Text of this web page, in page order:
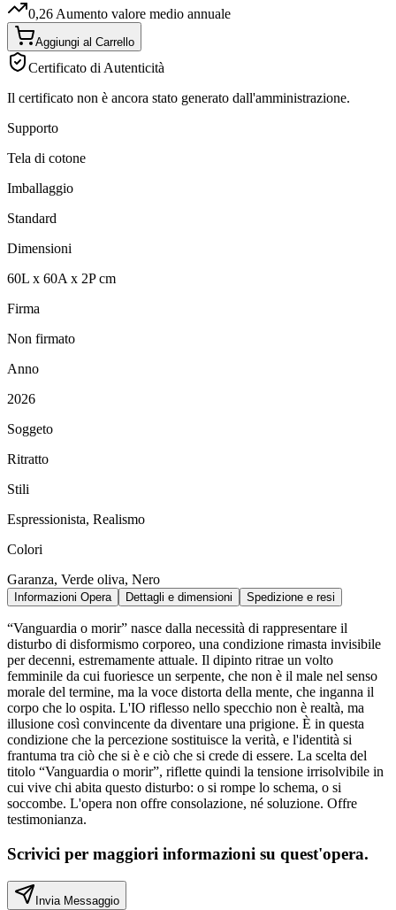
0,26 Aumento valore medio annuale
Aggiungi al Carrello
Certificato di Autenticità
Il certificato non è ancora stato generato dall'amministrazione.
Supporto
Tela di cotone
Imballaggio
Standard
Dimensioni
60L x 60A x 2Pcm
Firma
Non firmato
Anno
2026
Soggeto
Ritratto
Stili
Espressionista, Realismo
Colori
Garanza, Verde oliva, Nero
Informazioni Opera Dettagli e dimensioni Spedizione e resi
“Vanguardia o morir” nasce dalla necessità di rappresentare il
disturbo di disformismo corporeo, una condizione rimasta invisibile
per decenni, estremamente attuale. Il dipinto ritrae un volto
femminile da cui fuoriesce un serpente, che non è il male nel senso
morale del termine, ma la voce distorta della mente, che inganna il
corpo che lo ospita. L'IO riflesso nello specchio non è realtà, ma
illusione così convincente da diventare una prigione. È in questa
condizione che la percezione sostituisce la verità, e l'identità si
frantuma tra ciò che si è e ciò che si crede di essere. La scelta del
titolo “Vanguardia o morir”, riflette quindi la tensione irrisolvibile in
cui vive chi abita questo disturbo: o si rompe lo schema, o si
soccombe. L'opera non offre consolazione, né soluzione. Offre
testimonianza.
Scrivici per maggiori informazioni su quest'opera.
Invia Messaggio